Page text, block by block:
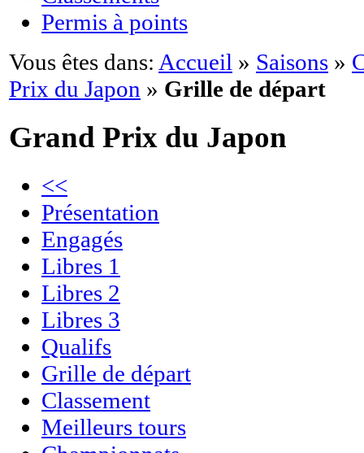
Permis à points
Vous êtes dans: Accueil » Saisons »
Prix du Japon » Grille de départ
Grand Prix du Japon
<<
Présentation
Engagés
Libres 1
Libres 2
Libres 3
Qualifs
Grille de départ
Classement
Meilleurs tours